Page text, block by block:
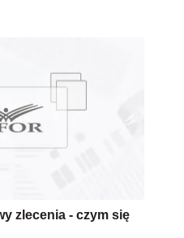
zlecenia - czym się